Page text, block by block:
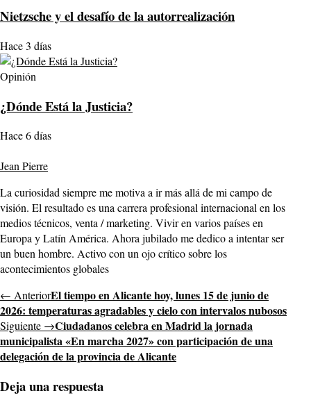
Nietzsche y el desafío de la autorrealización
Hace 3 días
Opinión
¿Dónde Está la Justicia?
Hace 6 días
Jean Pierre
La curiosidad siempre me motiva a ir más allá de mi campo de
visión. El resultado es una carrera profesional internacional en los
medios técnicos, venta / marketing. Vivir en varios países en
Europa y Latín América. Ahora jubilado me dedico a intentar ser
un buen hombre. Activo con un ojo crítico sobre los
acontecimientos globales
← AnteriorEl tiempo en Alicante hoy, lunes 15 de junio de
2026: temperaturas agradables y cielo con intervalos nubosos
Siguiente →Ciudadanos celebra en Madrid la jornada
municipalista «En marcha 2027» con participación de una
delegación de la provincia de Alicante
Deja una respuesta